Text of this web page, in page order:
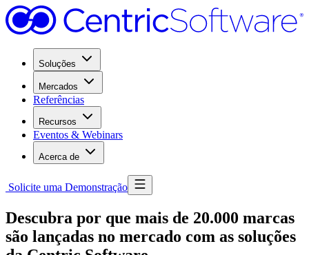
Soluções
Mercados
Referências
Recursos
Eventos & Webinars
Acerca de
Solicite uma Demonstração
Descubra por que mais de 20.000 marcas
são lançadas no mercado com as soluções